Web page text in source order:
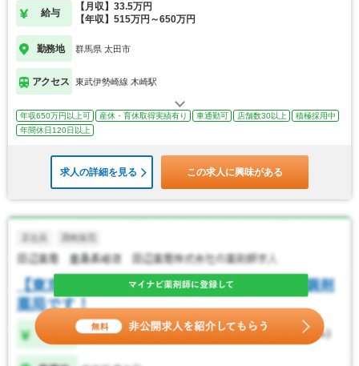
給与
【月収】33.5万円
【年収】515万円～650万円
勤務地 群馬県 太田市
アクセス 東武伊勢崎線 木崎駅
年収650万円以上可 産休・育休取得実績有り 車通勤可 店舗数30以上
積極採用中
年間休日120日以上
求人の詳細を見る この求人に興味がある